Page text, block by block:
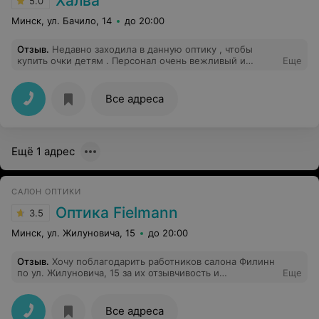
Минск, ул. Бачило, 14 до 20:00
Отзыв. Недавно заходила в данную оптику , чтобы
купить очки детям . Персонал очень вежливый и
сталкивалась с тем , что нужно покупать очки , но
даже мне ,объяснения девушки консультанта были
доступны и понятны
Еще
Все адреса
Ещё 1 адрес
САЛОН ОПТИКИ
3.5 Оптика Fielmann
Минск, ул. Жилуновича, 15 до 20:00
Отзыв. Хочу поблагодарить работников салона Филинн
по ул. Жилуновича, 15 за их отзывчивость и
на то, что моя просьба была необычной (в других
оптиках отказали), сотрудники данного салона пошли
Еще
Все адреса